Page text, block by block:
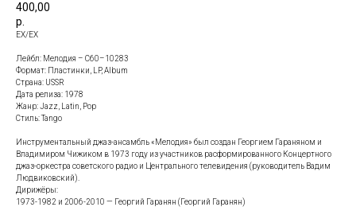
400,00
р.
ЕХ/EX
Лейбл: Мелодия – С60–10283
Формат: Пластинки, LP, Album
Страна: USSR
Дата релиза: 1978
Жанр: Jazz, Latin, Pop
Стиль: Tango
Инструментальный джаз-ансамбль «Мелодия» был создан Георгием Гараняном и
Владимиром Чижиком в 1973 году из участников расформированного Концертного
джаз-оркестра советского радио и Центрального телевидения (руководитель Вадим
Людвиковский).
Дирижёры:
1973-1982 и 2006-2010 — Георгий Гаранян (Георгий Гаранян)